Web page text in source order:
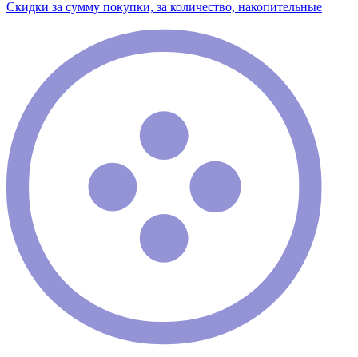
Скидки за сумму покупки, за количество, накопительные